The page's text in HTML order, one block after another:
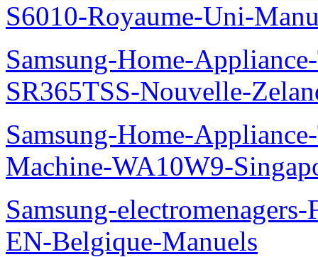
S6010-Royaume-Uni-
Samsung-Home-
SR365TSS-Nouvelle-
Samsung-Home-
Machine-WA10W9-
Samsung-
EN-Belgique-Manuels